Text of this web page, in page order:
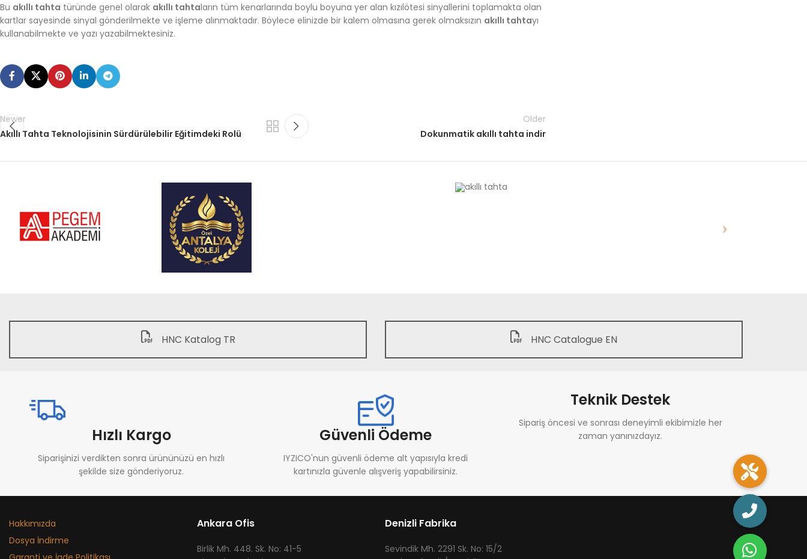
Bu akıllı tahta türünde genel olarak akıllı tahtaların tüm kenarlarında boylu boyuna yer alan kızılötesi sinyallerini toplamakta olan
kartlar sayesinde sinyal gönderilmekte ve işleme alınmaktadır. Böylece elinizde bir kalem olmasına gerek olmaksızın akıllı tahtayı
kullanabilmekte ve yazı yazabilmektesiniz.
Newer
Akıllı Tahta Teknolojisinin Sürdürülebilir Eğitimdeki Rolü
Older
Dokunmatik akıllı tahta indir
HNC Katalog TR HNC Catalogue EN
Hızlı Kargo
Siparişinizi verdikten sonra ürününüzü en hızlı
şekilde size gönderiyoruz.
Güvenli Ödeme
IYZICO'nun güvenli ödeme alt yapısıyla kredi
kartınızla güvenle alışveriş yapabilirsiniz.
Teknik Destek
Sipariş öncesi ve sonrası deneyimli ekibimizle her
zaman yanınızdayız.
Hakkımızda
Dosya İndirme
Ankara Ofis
​Birlik Mh. 448. Sk. No: 41-5
Denizli Fabrika
​Sevindik Mh. 2291 Sk. No: 15/2